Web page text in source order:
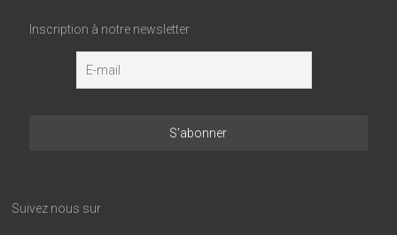
Inscription à notre newsletter
Suivez nous sur